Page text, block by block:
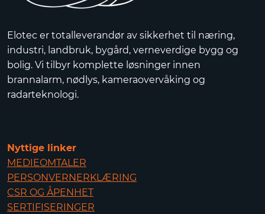
Elotec er totalleverandør av sikkerhet til næring,
industri, landbruk, bygård, verneverdige bygg og
bolig. Vi tilbyr komplette løsninger innen
brannalarm, nødlys, kameraovervåking og
radarteknologi.
Nyttige linker
MEDIEOMTALER
PERSONVERNERKLÆRING
CSR OG ÅPENHET
SERTIFISERINGER